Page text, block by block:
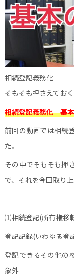
相続登記義務化
そもそも押さえてお
相続登記義務化 基
前回の動画では相続
た。
その中でそもそも押
で、それを今回取り上
⑴相続登記(所有権移
登記記録(いわゆる登
登記できるその他の
象外